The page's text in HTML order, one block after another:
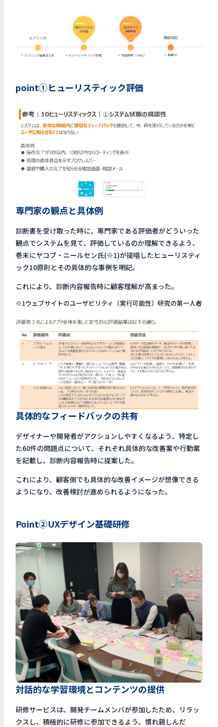
point①ヒューリスティック評価
専門家の観点と具体例
診断書を受け取った時に、専門家である評価者がどういった
観点でシステムを見て、評価しているのか理解できるよう、
巻末にヤコブ・ニールセン氏(※1)が提唱したヒューリスティ
ック10原則とその具体的な事例を明記。
これにより、診断内容報告時に顧客理解が高まった。
ウェブサイトのユーザビリティ（実行可能性）研究の第一人者
具体的なフィードバックの共有
デザイナーや開発者がアクションしやすくなるよう、特定し
た60件の問題点について、それぞれ具体的な改善案や行動案
を記載し、診断内容報告時に提案した。
これにより、顧客側でも具体的な改善イメージが想像できる
ようになり、改善検討が進められるようになった。
Point②UXデザイン基礎研修
対話的な学習環境とコンテンツの提供
研修サービスは、開発チームメンバが参加したため、リラッ
クスし、積極的に研修に参加できるよう、慣れ親しんだ